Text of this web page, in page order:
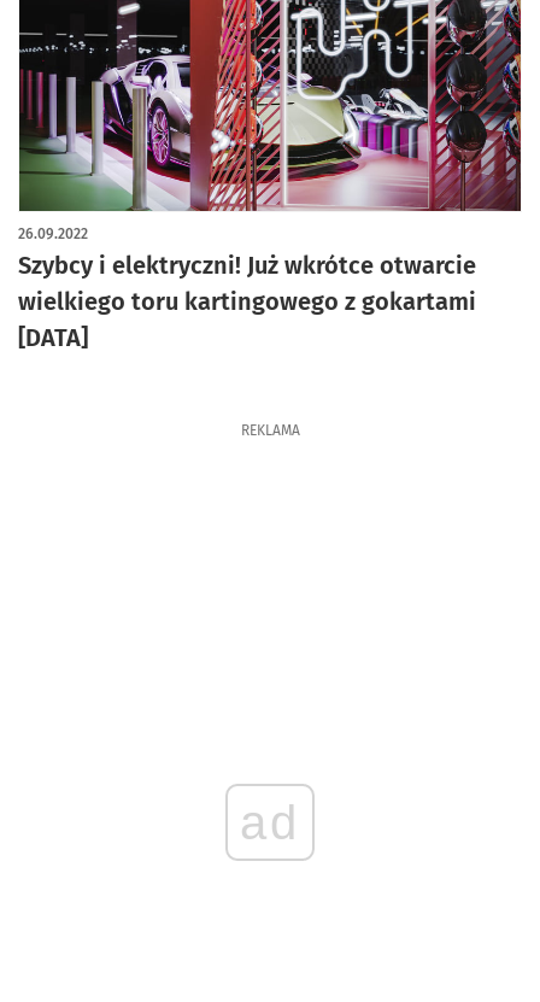
Szybcy i elektryczni! Już wkrótce otwarcie
wielkiego toru kartingowego z gokartami
[DATA]
26.09.2022
artykuł z galerią zdjęć
REKLAMA
ad